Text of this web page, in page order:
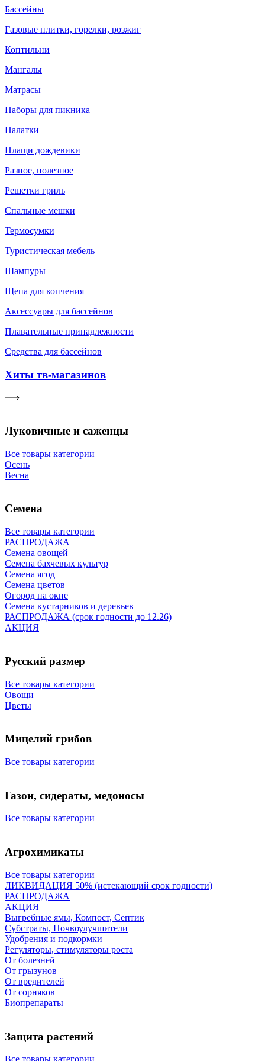
Бассейны
Газовые плитки, горелки, розжиг
Коптильни
Мангалы
Матрасы
Наборы для пикника
Палатки
Плащи дождевики
Разное, полезное
Решетки гриль
Спальные мешки
Термосумки
Туристическая мебель
Шампуры
Щепа для копчения
Аксессуары для бассейнов
Плавательные принадлежности
Средства для бассейнов
Хиты тв-магазинов
Луковичные и саженцы
Все товары категории
Осень
Весна
Семена
Все товары категории
РАСПРОДАЖА
Семена овощей
Семена бахчевых культур
Семена ягод
Семена цветов
Огород на окне
Семена кустарников и деревьев
РАСПРОДАЖА (срок годности до 12.26)
АКЦИЯ
Русский размер
Все товары категории
Овощи
Цветы
Мицелий грибов
Все товары категории
Газон, сидераты, медоносы
Все товары категории
Агрохимикаты
Все товары категории
ЛИКВИДАЦИЯ 50% (истекающий срок годности)
РАСПРОДАЖА
АКЦИЯ
Выгребные ямы, Компост, Септик
Субстраты, Почвоулучшители
Удобрения и подкормки
Регуляторы, стимуляторы роста
От болезней
От грызунов
От вредителей
От сорняков
Биопрепараты
Защита растений